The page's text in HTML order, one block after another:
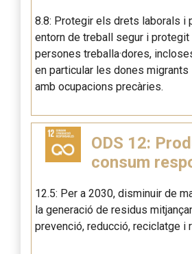
8.8: Protegir els drets laborals i
entorn de treball segur i
persones treballa·dores,
en particular les dones
amb ocupacions precàries.
ODS 12:
consum
12.5: Per a 2030, disminuir de
la generació de residus
prevenció, reducció, reciclatge i